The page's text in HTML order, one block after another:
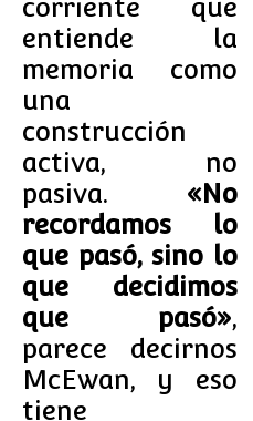
corriente que
entiende la
memoria como
una
construcción
activa, no
pasiva. «No
recordamos lo
que pasó, sino lo
que decidimos
que pasó»,
parece decirnos
McEwan, y eso
tiene